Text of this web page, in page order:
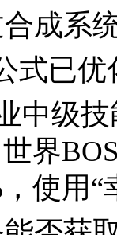
成系
式已优
中级
界
使用